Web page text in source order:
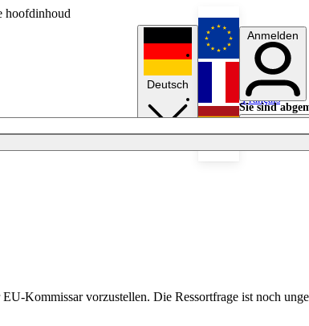
hoofdinhoud
Deutsch
English
Français
Anmelden
Sie sind
Licht aus
Kommissar vorzustellen. Die Ressortfrage ist noch